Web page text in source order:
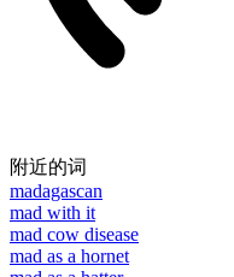
附近的词
madagascan
mad with it
mad cow disease
mad as a hornet